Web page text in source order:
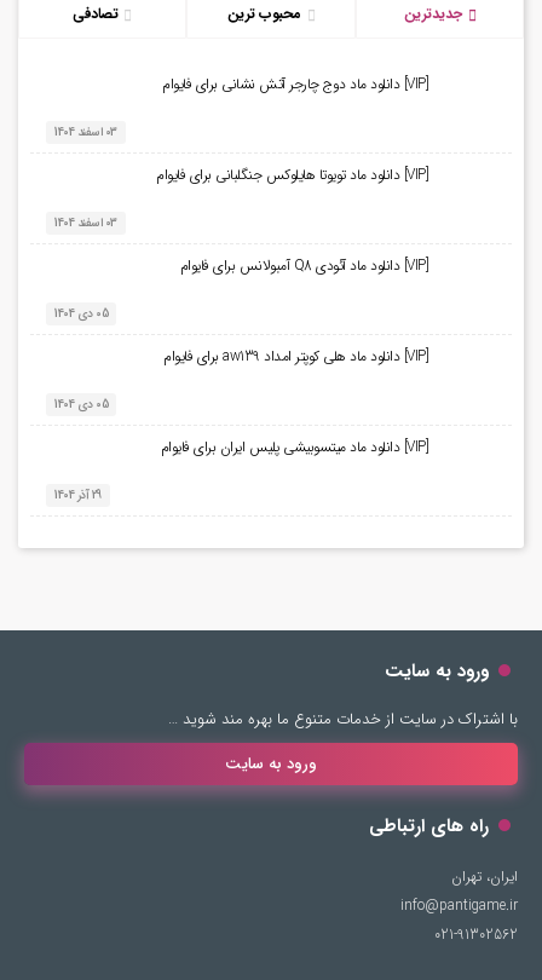
جدیدترین محبوب ترین تصادفی
[VIP] دانلود ماد دوج چارجر آتش نشانی برای فایوام
03 اسفند 1404
[VIP] دانلود ماد تویوتا هایلوکس جنگلبانی برای فایوام
03 اسفند 1404
[VIP] دانلود ماد آئودی Q8 آمبولانس برای فایوام
05 دی 1404
[VIP] دانلود ماد هلی کوپتر امداد aw139 برای فایوام
05 دی 1404
[VIP] دانلود ماد میتسوبیشی پلیس ایران برای فایوام
29 آذر 1404
ورود به سایت
با اشتراک در سایت از خدمات متنوع ما بهره مند شوید …
ورود به سایت
راه های ارتباطی
ایران، تهران
info@pantigame.ir
021-91302562